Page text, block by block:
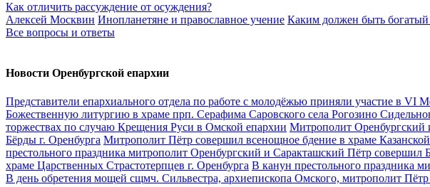
Как отличить рассуждение от осуждения?
Алексей Москвин Инопланетяне и православное учение Каким должен быть богатый
Все вопросы и ответы
Новости Оренбургской епархии
Представители епархиального отдела по работе с молодёжью приняли участие в
Божественную литургию в храме прп. Серафима Саровского села Рогозино
торжествах по случаю Крещения Руси в Омской епархии Митрополит Оренбургский
Бёрды г. Оренбурга Митрополит Пётр совершил всенощное бдение в храме
престольного праздника митрополит Оренбургский и Саракташский Пётр
храме Царственных Страстотерпцев г. Оренбурга В канун престольного праздника
В день обретения мощей сщмч. Сильвестра, архиепископа Омского, митрополит